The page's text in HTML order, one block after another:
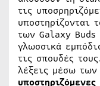
τις
υποστηρίζονται
των Galaxy Buds
γλωσσικά
τις σπουδές
λέξεις μέσω των